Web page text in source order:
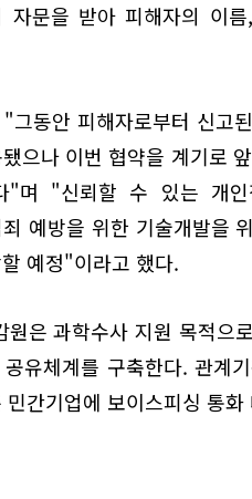
자문을 받아 피해자의 이
그동안 피해자로부터 신고
으나 이번 협약을 계기로
"며 "신뢰할 수 있는 개
예방을 위한 기술개발을
예정"이라고 했다.
원은 과학수사 지원 목적으
유체계를 구축한다. 관계
간기업에 보이스피싱 통